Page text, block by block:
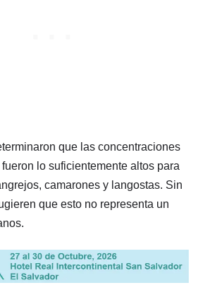
que las concentraciones
lo suficientemente altos para
camarones y langostas. Sin
que esto no representa un